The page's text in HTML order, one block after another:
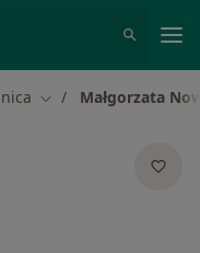
Zmień miasto
Małgorzata